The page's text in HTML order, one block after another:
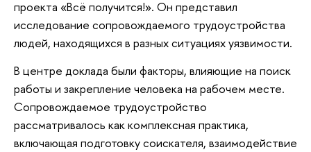
проекта «Всё получится!». Он представил
исследование сопровождаемого трудоустройства
людей, находящихся в разных ситуациях уязвимости.
В центре доклада были факторы, влияющие на поиск
работы и закрепление человека на рабочем месте.
Сопровождаемое трудоустройство
рассматривалось как комплексная практика,
включающая подготовку соискателя, взаимодействие